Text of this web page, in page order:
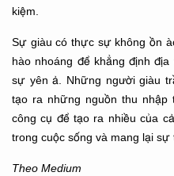
kiệm.
Sự giàu có thực sự không ồn
hào nhoáng để khẳng định
sự yên ả. Những người giàu
tạo ra những nguồn thu
công cụ để tạo ra nhiều của
trong cuộc sống và mang lại sự
Theo Medium